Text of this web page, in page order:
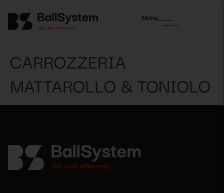
Menù
CARROZZERIA
MATTAROLLO & TONIOLO